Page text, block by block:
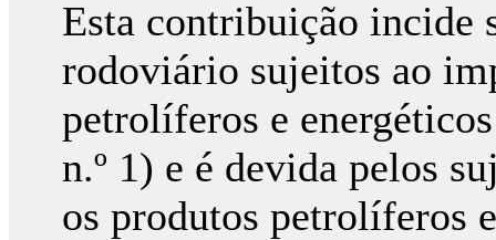
Esta contribuição incide
rodoviário sujeitos ao
petrolíferos e
n.º 1) e é devida pelos
os produtos petrolíferos